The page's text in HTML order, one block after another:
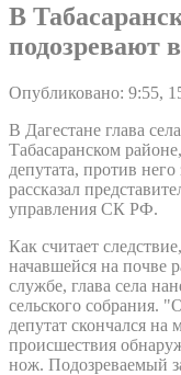
В
подозревают
Опубликовано: 9:55,
В Дагестане глава
Табасаранском
депутата, против
рассказал
управления СК РФ.
Как считает
начавшейся на почве
службе, глава села
сельского собрания.
депутат скончался на
происшествия
нож. Подозреваемый